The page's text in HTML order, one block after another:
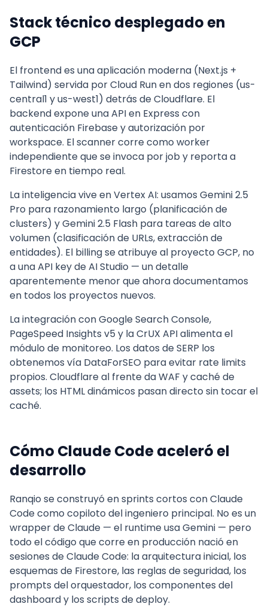
Stack técnico desplegado en
GCP
El frontend es una aplicación moderna (Next.js +
Tailwind) servida por Cloud Run en dos regiones (us-
central1 y us-west1) detrás de Cloudflare. El
backend expone una API en Express con
autenticación Firebase y autorización por
workspace. El scanner corre como worker
independiente que se invoca por job y reporta a
Firestore en tiempo real.
La inteligencia vive en Vertex AI: usamos Gemini 2.5
Pro para razonamiento largo (planificación de
clusters) y Gemini 2.5 Flash para tareas de alto
volumen (clasificación de URLs, extracción de
entidades). El billing se atribuye al proyecto GCP, no
a una API key de AI Studio — un detalle
aparentemente menor que ahora documentamos
en todos los proyectos nuevos.
La integración con Google Search Console,
PageSpeed Insights v5 y la CrUX API alimenta el
módulo de monitoreo. Los datos de SERP los
obtenemos vía DataForSEO para evitar rate limits
propios. Cloudflare al frente da WAF y caché de
assets; los HTML dinámicos pasan directo sin tocar el
caché.
Cómo Claude Code aceleró el
desarrollo
Ranqio se construyó en sprints cortos con Claude
Code como copiloto del ingeniero principal. No es un
wrapper de Claude — el runtime usa Gemini — pero
todo el código que corre en producción nació en
sesiones de Claude Code: la arquitectura inicial, los
esquemas de Firestore, las reglas de seguridad, los
prompts del orquestador, los componentes del
dashboard y los scripts de deploy.